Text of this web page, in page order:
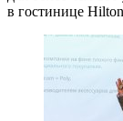
в гостинице